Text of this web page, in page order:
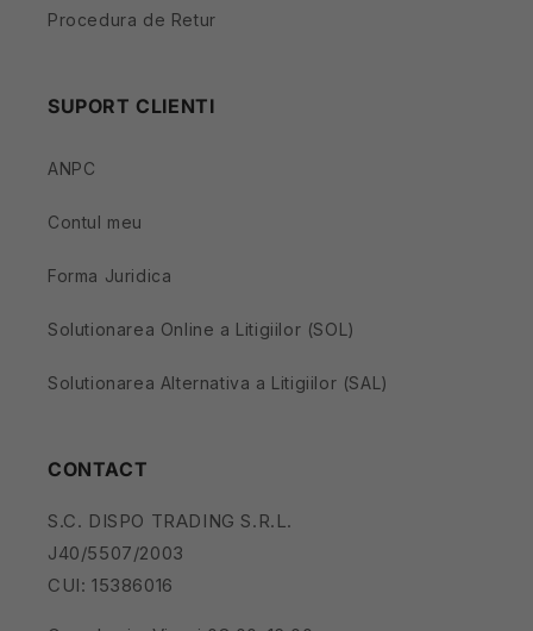
Procedura de Retur
SUPORT CLIENTI
ANPC
Contul meu
Forma Juridica
Solutionarea Online a Litigiilor (SOL)
Solutionarea Alternativa a Litigiilor (SAL)
CONTACT
S.C. DISPO TRADING S.R.L.
J40/5507/2003
CUI: 15386016